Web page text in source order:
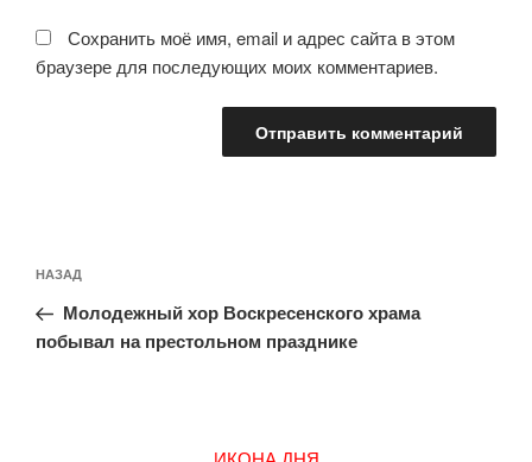
Сохранить моё имя, email и адрес сайта в этом
браузере для последующих моих комментариев.
по
записям
Предыдущая
запись:
НАЗАД
Молодежный хор Воскресенского храма
побывал на престольном празднике